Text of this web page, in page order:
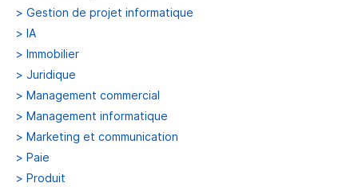
> Gestion de projet informatique
> IA
> Immobilier
> Juridique
> Management commercial
> Management informatique
> Marketing et communication
> Paie
> Produit